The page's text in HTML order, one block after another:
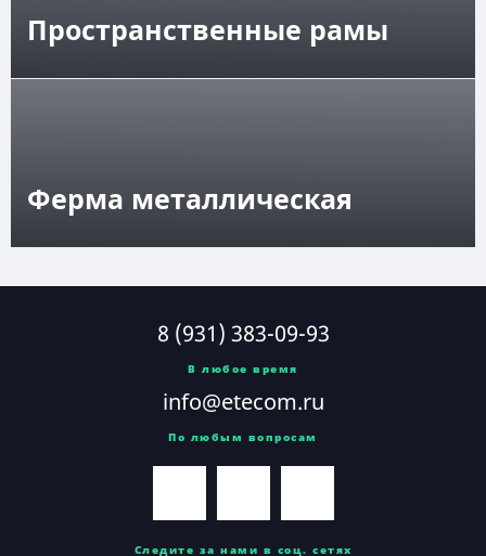
Пространственные рамы
Ферма металлическая
8 (931) 383-09-93
В любое время
info@etecom.ru
По любым вопросам
Следите за нами в соц. сетях